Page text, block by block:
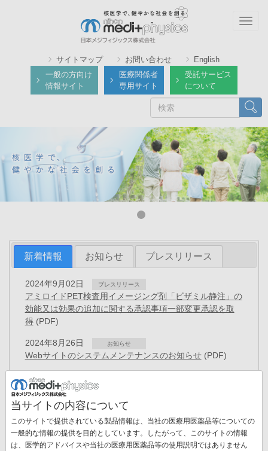
サイトマップ お問い合わせ
English
一般の方向け
情報サイト
医療関係者
専用サイト
受託サービス
について
検索
新着情報 お知らせ プレスリリース
2024年9月02日 プレスリリース
アミロイドPET検査用イメージング剤「ビザミル静注」の
効能又は効果の追加に関する承認事項一部変更承認を取
得(PDF)
2024年8月26日 お知らせ
Webサイトのシステムメンテナンスのお知らせ(PDF)
2024年7月05日
役員異動のお知らせ
2024年7月03日 お知らせ
Webサイトのシステムメンテナンスのお知らせ(PDF)
2024年6月25日 プレスリリース
当サイトの内容について
このサイトで提供されている製品情報は、当社の医療用医薬品等についての
一般的な情報の提供を目的としています。したがって、このサイトの情報
は、医学的アドバイスや当社の医療用医薬品等の使用説明ではありません